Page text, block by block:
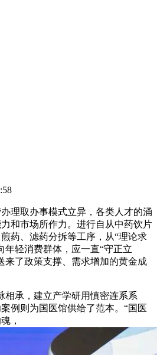
取办事模式立异，各类人才的涌
和市场所作力。进行自从中药饮片
药、滤药分拆等工序，从“理论求
年轻消费群体，应一直“守正立
来了政策支撑、需求增加的黄金成
承，建立产学研用慎密连系系
例则为国医馆供给了范本。“国医
，